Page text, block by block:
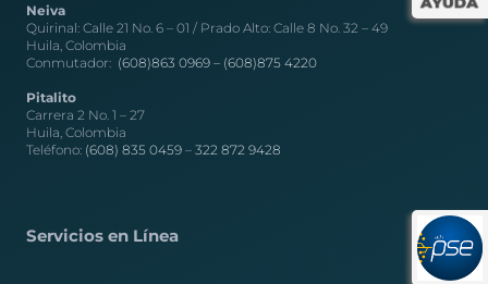
Neiva
Quirinal: Calle 21 No. 6 – 01 / Prado Alto: Calle 8 No. 32 – 49
Huila, Colombia
Conmutador: (608)863 0969 – (608)875 4220
Pitalito
Carrera 2 No. 1 – 27
Huila, Colombia
Teléfono: (608) 835 0459 – 322 872 9428
Servicios en Línea